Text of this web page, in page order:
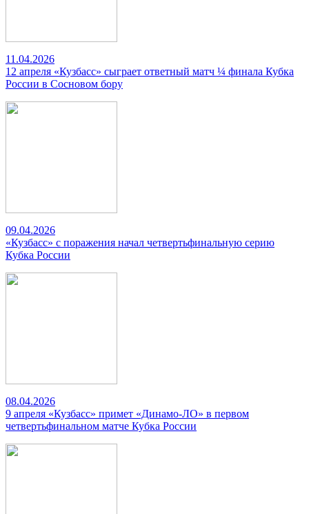
11.04.2026
12 апреля «Кузбасс» сыграет ответный матч ¼ финала Кубка
России в Сосновом бору
09.04.2026
«Кузбасс» с поражения начал четвертьфинальную серию
Кубка России
08.04.2026
9 апреля «Кузбасс» примет «Динамо-ЛО» в первом
четвертьфинальном матче Кубка России